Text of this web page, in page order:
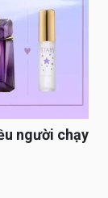
người chạy